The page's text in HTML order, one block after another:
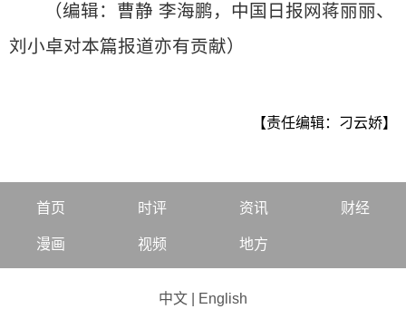
（编辑：曹静 李海鹏，中国日报网蒋丽丽、
刘小卓对本篇报道亦有贡献）
【责任编辑：刁云娇】
首页 时评 资讯 财经
漫画 视频 地方
中文 English